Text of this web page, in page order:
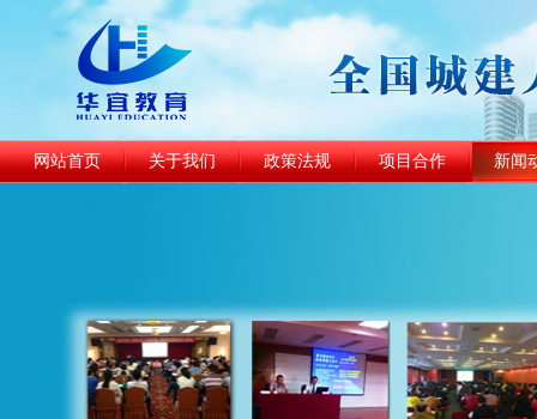
网站首页 关于我们 政策法规 项目合作 新闻